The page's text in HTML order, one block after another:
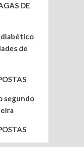
DE
diabético
de
segundo